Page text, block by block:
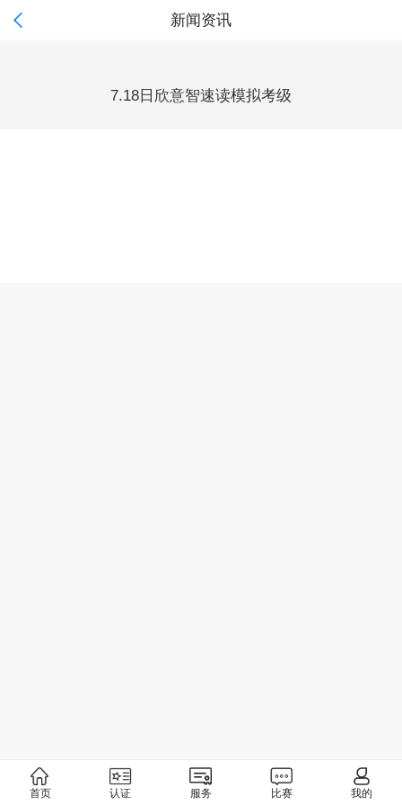
 新闻资讯
7.18日欣意智速读模拟考级
首页 认证 服务 比赛 我的